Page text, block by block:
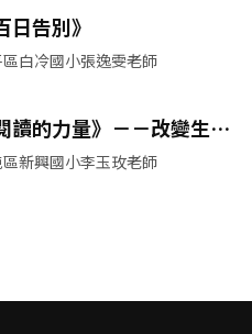
日告別》
白冷國小張逸雯老師
讀的力量》－－改變生命
趟閱讀之旅專書導讀
新興國小李玉玫老師